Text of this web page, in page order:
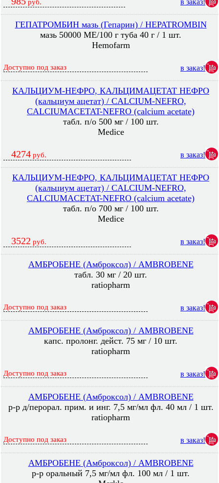
руб. в заказ!
ГЕПАТРОМБИН мазь (Гепарин) / HEPATROMBIN
мазь 50000 МЕ/100 г туба 40 г / 1 шт.
Hemofarm
Доступно под заказ в заказ!
КАЛЬЦИУМ-НЕФРО, КАЛЬЦИМАЦЕТАТ НЕФРО
(кальциум ацетат) / CALCIUM-NEFRO,
CALCIUMACETAT-NEFRO (calcium acetate)
табл. п/о 500 мг / 100 шт.
Medice
4274 руб. в заказ!
КАЛЬЦИУМ-НЕФРО, КАЛЬЦИМАЦЕТАТ НЕФРО
(кальциум ацетат) / CALCIUM-NEFRO,
CALCIUMACETAT-NEFRO (calcium acetate)
табл. п/о 700 мг / 100 шт.
Medice
3522 руб. в заказ!
АМБРОБЕНЕ (Амброксол) / AMBROBENE
табл. 30 мг / 20 шт.
ratiopharm
Доступно под заказ в заказ!
АМБРОБЕНЕ (Амброксол) / AMBROBENE
капс. пролонг. дейст. 75 мг / 10 шт.
ratiopharm
Доступно под заказ в заказ!
АМБРОБЕНЕ (Амброксол) / AMBROBENE
р-р д/перорал. прим. и инг. 7,5 мг/мл фл. 40 мл / 1 шт.
ratiopharm
Доступно под заказ в заказ!
АМБРОБЕНЕ (Амброксол) / AMBROBENE
р-р оральный 7,5 мг/мл фл. 100 мл / 1 шт.